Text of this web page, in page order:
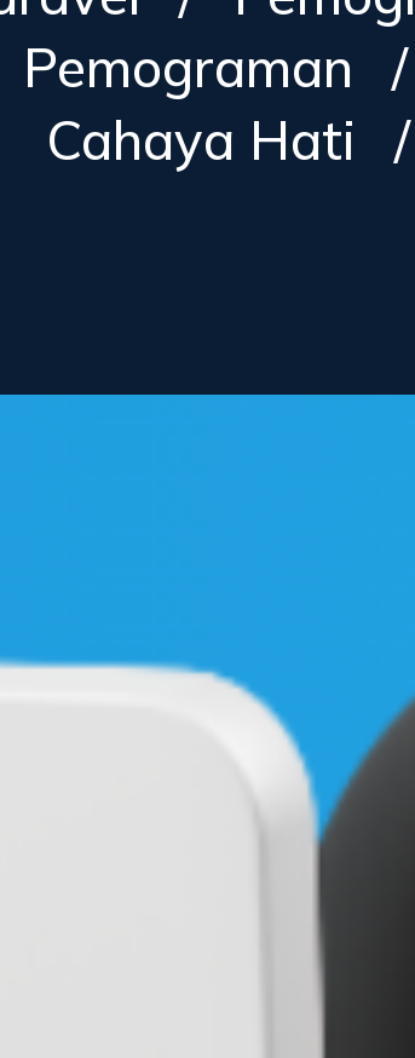
Pemograman
/
Cahaya Hati
/